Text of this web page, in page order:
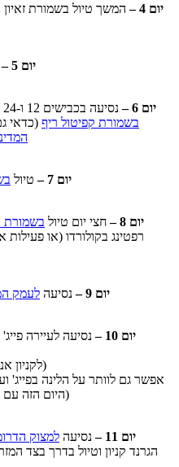
יום 4
–המשך טיול בשמורת זאיון
יום 5
–
יום 6
–נסיעה בכבישים 12 ו-24 המרהיבים לעיירה מואב וטיול בדרך
בשמורת קפיטול ריף (כדאי
יום 7
–טיול
יום 8
–חצי יום טיול בשמורת
רפטינג בקולורדו (או
יום 9
–נסיעה לעמק
יום 10
–נסיעה לעיירה פייג'
(לקניון אנטילופ יש להזמין מקום מבעוד מועד)
היום הזה עם היום הבא וכך לקצר את הטיול ביום)
יום 11
–נסיעה למצוק